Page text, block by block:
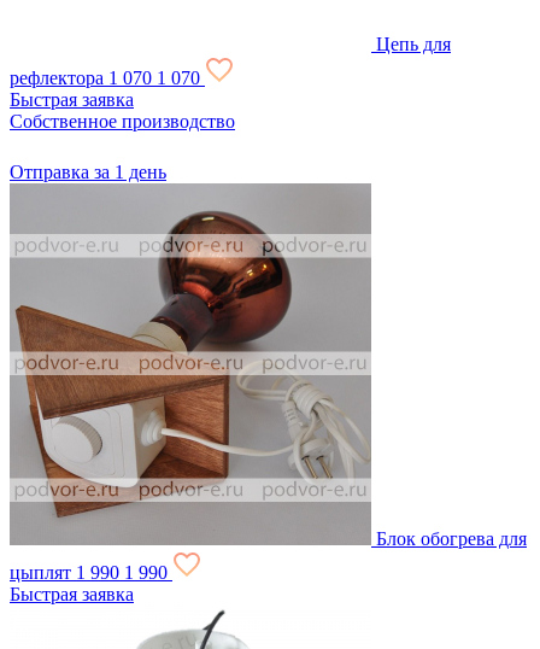
Цепь для
рефлектора 1 070 1 070
Быстрая заявка
Собственное производство
Отправка за 1 день
Блок обогрева для
цыплят 1 990 1 990
Быстрая заявка